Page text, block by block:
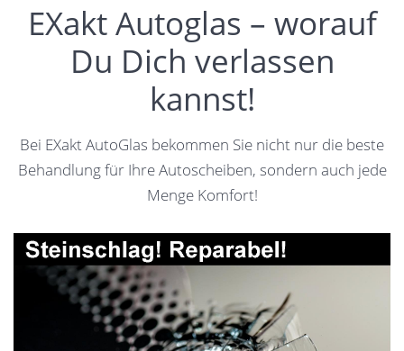
EXakt Autoglas – worauf
Du Dich verlassen
kannst!
Bei EXakt AutoGlas bekommen Sie nicht nur die beste
Behandlung für Ihre Autoscheiben, sondern auch jede
Menge Komfort!